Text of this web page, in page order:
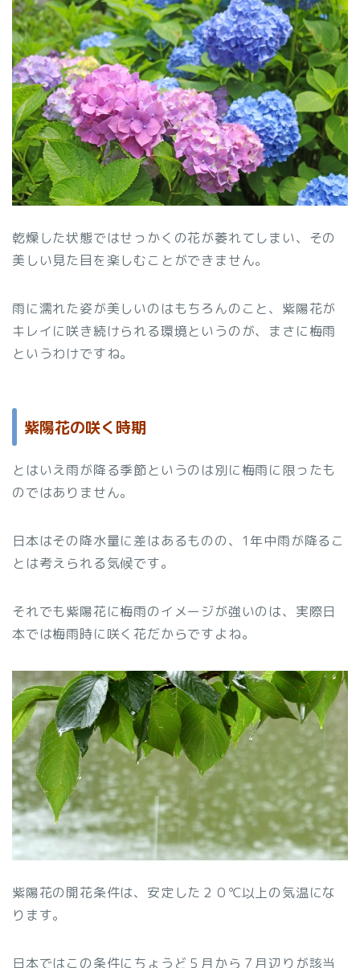
乾燥した状態ではせっかくの花が萎れてしまい、その
美しい見た目を楽しむことができません。
雨に濡れた姿が美しいのはもちろんのこと、紫陽花が
キレイに咲き続けられる環境というのが、まさに梅雨
というわけですね。
紫陽花の咲く時期
とはいえ雨が降る季節というのは別に梅雨に限ったも
のではありません。
日本はその降水量に差はあるものの、1年中雨が降るこ
とは考えられる気候です。
それでも紫陽花に梅雨のイメージが強いのは、実際日
本では梅雨時に咲く花だからですよね。
紫陽花の開花条件は、安定した２０℃以上の気温にな
ります。
日本ではこの条件にちょうど５月から７月辺りが該当